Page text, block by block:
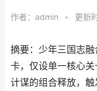
作者： admin • 更新
摘要：少年三国志
卡，仅设单一核心
计谋的组合释放，